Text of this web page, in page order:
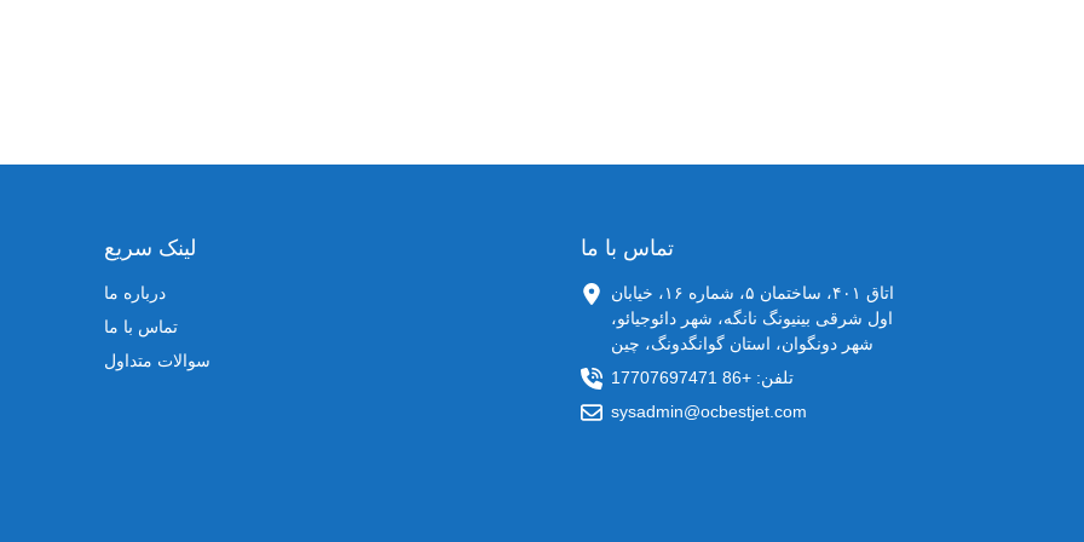
لینک سریع
درباره ما
تماس با ما
سوالات متداول
تماس با ما
اتاق ۴۰۱، ساختمان ۵، شماره ۱۶، خیابان
اول شرقی بینیونگ نانگه، شهر دائوجیائو،
شهر دونگوان، استان گوانگدونگ، چین
تلفن: +86 17707697471
sysadmin@ocbestjet.com